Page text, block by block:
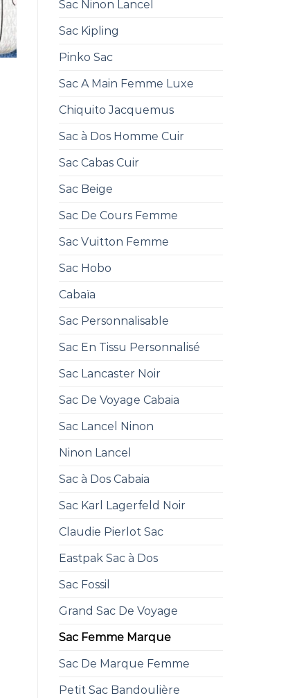
Sac Ninon Lancel
Sac Kipling
Pinko Sac
Sac A Main Femme Luxe
Chiquito Jacquemus
Sac à Dos Homme Cuir
Sac Cabas Cuir
Sac Beige
Sac De Cours Femme
Sac Vuitton Femme
Sac Hobo
Cabaïa
Sac Personnalisable
Sac En Tissu Personnalisé
Sac Lancaster Noir
Sac De Voyage Cabaia
Sac Lancel Ninon
Ninon Lancel
Sac à Dos Cabaia
Sac Karl Lagerfeld Noir
Claudie Pierlot Sac
Eastpak Sac à Dos
Sac Fossil
Grand Sac De Voyage
Sac Femme Marque
Sac De Marque Femme
Petit Sac Bandoulière